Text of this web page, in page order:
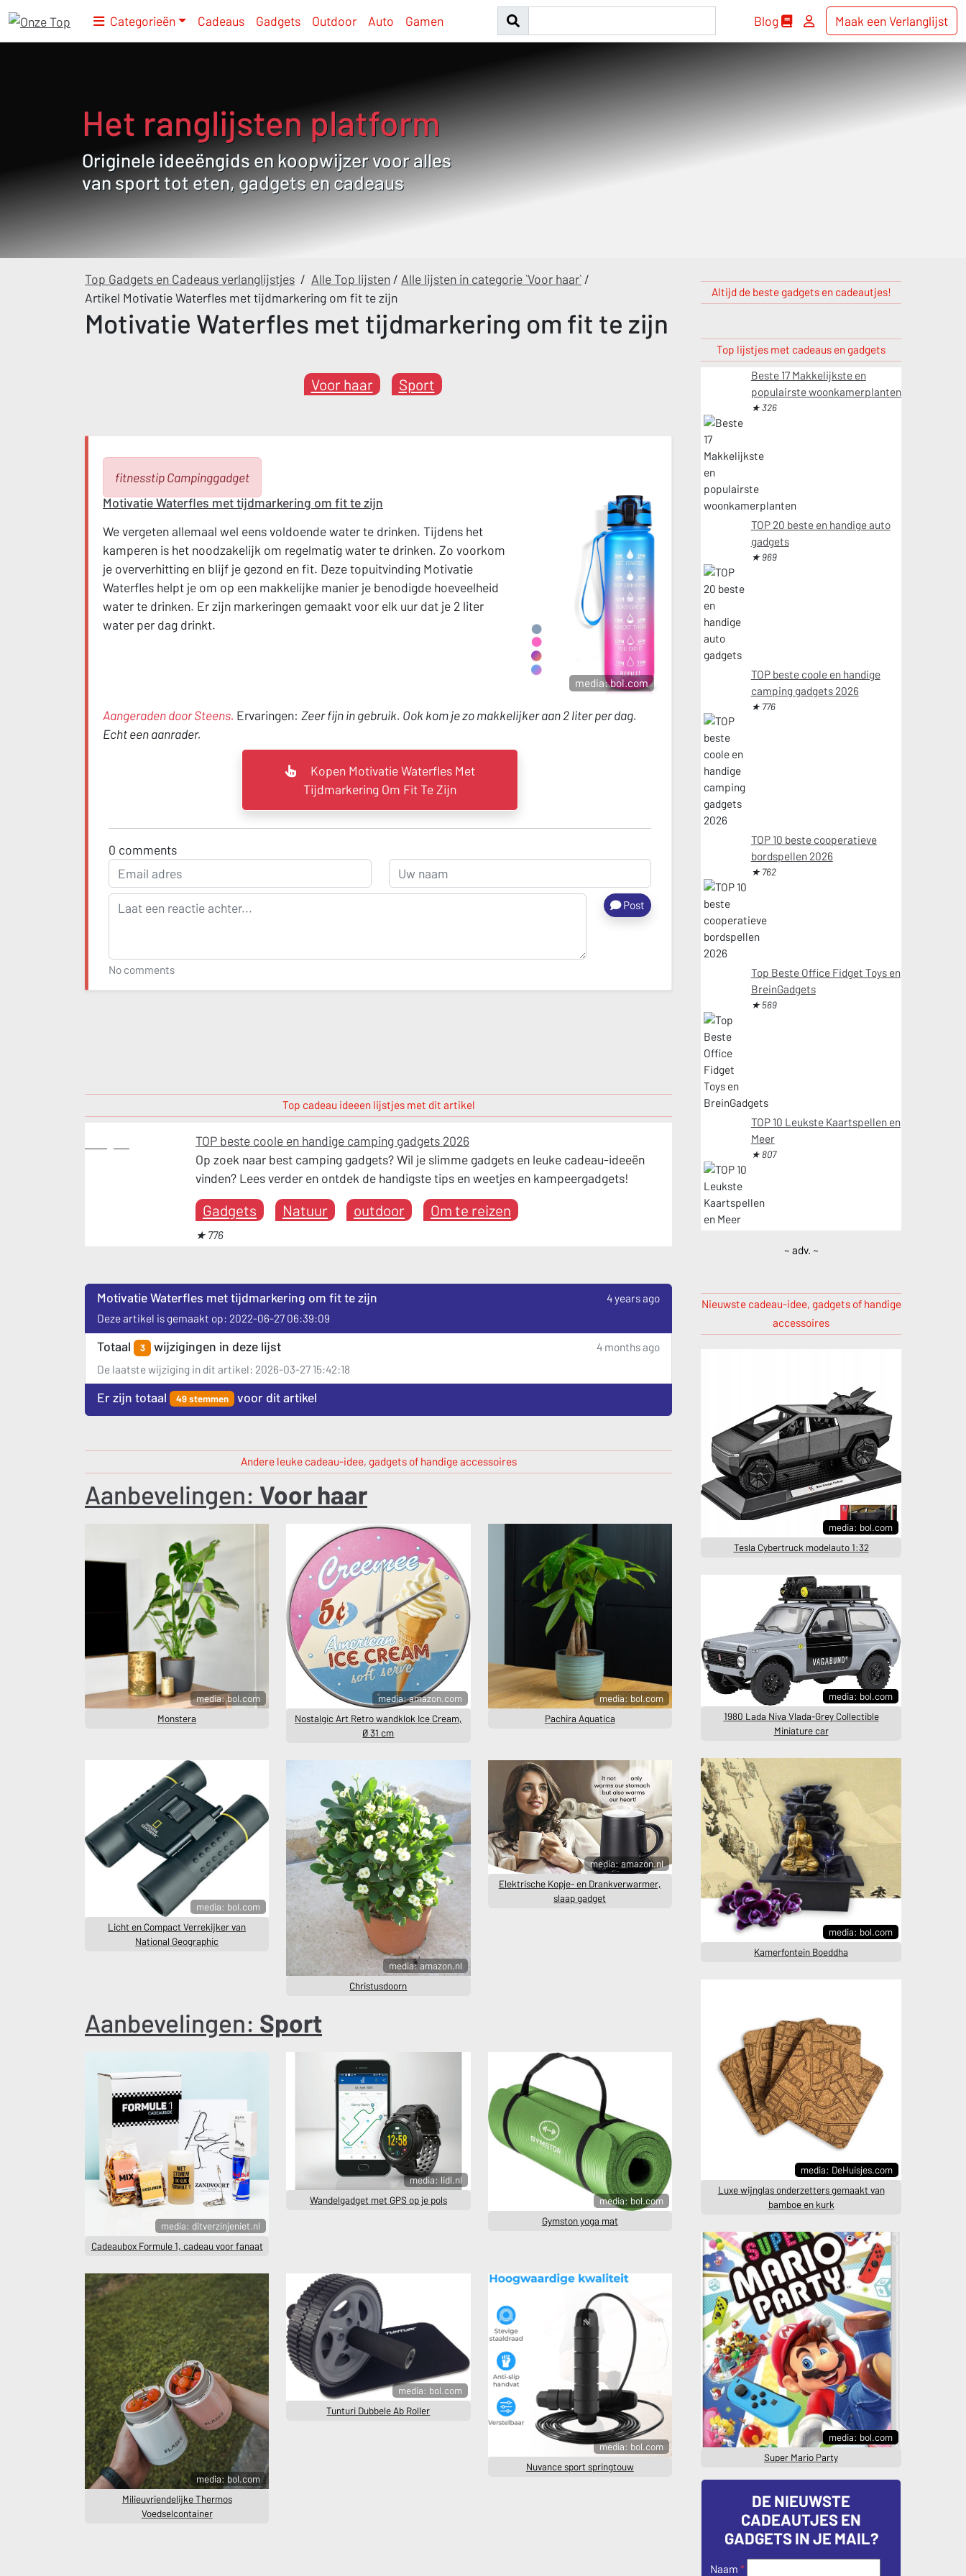
Categorieën Cadeaus Gadgets Outdoor Auto Gamen Blog Maak een Verlanglijst
Het ranglijsten platform
Originele ideeëngids en koopwijzer voor alles
van sport tot eten, gadgets en cadeaus
Top Gadgets en Cadeaus verlanglijstjes / Alle Top lijsten / Alle lijsten in categorie `Voor haar` /
Artikel Motivatie Waterfles met tijdmarkering om fit te zijn
Motivatie Waterfles met tijdmarkering om fit te zijn
Voor haar Sport
fitnesstip Campinggadget
Motivatie Waterfles met tijdmarkering om fit te zijn
We vergeten allemaal wel eens voldoende water te drinken. Tijdens het
kamperen is het noodzakelijk om regelmatig water te drinken. Zo voorkom
je oververhitting en blijf je gezond en fit. Deze topuitvinding Motivatie
Waterfles helpt je om op een makkelijke manier je benodigde hoeveelheid
water te drinken. Er zijn markeringen gemaakt voor elk uur dat je 2 liter
water per dag drinkt.
media: bol.com
Aangeraden door Steens. Ervaringen: Zeer fijn in gebruik. Ook kom je zo makkelijker aan 2 liter per dag.
Echt een aanrader.
Kopen Motivatie Waterfles Met
Tijdmarkering Om Fit Te Zijn
0 comments
Post
No comments
Top cadeau ideeen lijstjes met dit artikel
TOP beste coole en handige camping gadgets 2026
Op zoek naar best camping gadgets? Wil je slimme gadgets en leuke cadeau-ideeën
vinden? Lees verder en ontdek de handigste tips en weetjes en kampeergadgets!
Gadgets Natuur outdoor Om te reizen
★ 776
Motivatie Waterfles met tijdmarkering om fit te zijn
4 years ago
Deze artikel is gemaakt op: 2022-06-27 06:39:09
Totaal 3 wijzigingen in deze lijst
4 months ago
De laatste wijziging in dit artikel: 2026-03-27 15:42:18
Er zijn totaal 49 stemmen voor dit artikel
Andere leuke cadeau-idee, gadgets of handige accessoires
Aanbevelingen: Voor haar
media: bol.com
Monstera
media: amazon.com
Nostalgic Art Retro wandklok Ice Cream,
Ø 31 cm
media: bol.com
Pachira Aquatica
media: bol.com
Licht en Compact Verrekijker van
National Geographic
media: amazon.nl
Christusdoorn
media: amazon.nl
Elektrische Kopje- en Drankverwarmer,
slaap gadget
Aanbevelingen: Sport
media: ditverzinjeniet.nl
Cadeaubox Formule 1, cadeau voor fanaat
media: lidl.nl
Wandelgadget met GPS op je pols
media: bol.com
Gymston yoga mat
media: bol.com
Milieuvriendelijke Thermos
Voedselcontainer
media: bol.com
Tunturi Dubbele Ab Roller
media: bol.com
Nuvance sport springtouw
Altijd de beste gadgets en cadeautjes!
Top lijstjes met cadeaus en gadgets
Beste 17 Makkelijkste en
populairste woonkamerplanten
★ 326
TOP 20 beste en handige auto
gadgets
★ 969
TOP beste coole en handige
camping gadgets 2026
★ 776
TOP 10 beste cooperatieve
bordspellen 2026
★ 762
Top Beste Office Fidget Toys en
BreinGadgets
★ 569
TOP 10 Leukste Kaartspellen en
Meer
★ 807
~ adv. ~
Nieuwste cadeau-idee, gadgets of handige
accessoires
media: bol.com
Tesla Cybertruck modelauto 1:32
media: bol.com
1980 Lada Niva Vlada-Grey Collectible
Miniature car
media: bol.com
Kamerfontein Boeddha
media: DeHuisjes.com
Luxe wijnglas onderzetters gemaakt van
bamboe en kurk
media: bol.com
Super Mario Party
DE NIEUWSTE
CADEAUTJES EN
GADGETS IN JE MAIL?
Naam *